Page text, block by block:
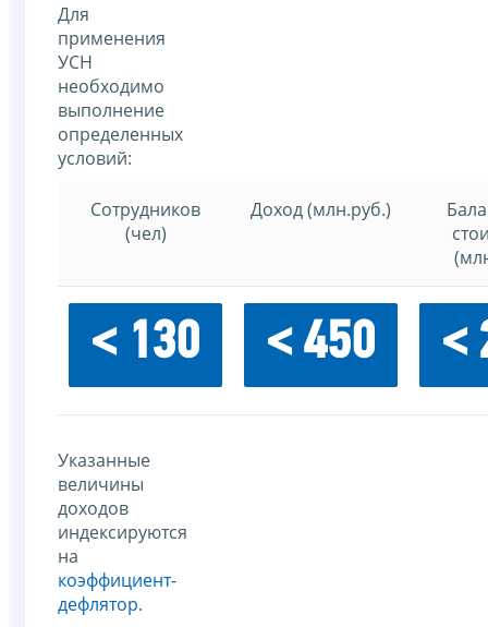
Для
применения
УСН
необходимо
выполнение
определенных
условий:
Сотрудников
(чел)
Доход (млн.руб.)
< 130 < 450 <
Указанные
величины
доходов
индексируются
на
коэффициент-
дефлятор.